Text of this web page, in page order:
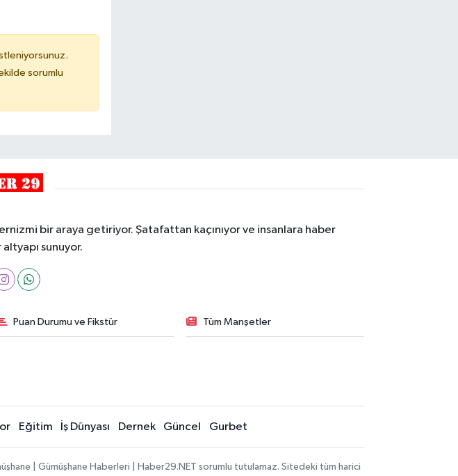
sorumlu
bir araya getiriyor. Şatafattan kaçınıyor ve insanlara haber
sunuyor.
Puan Durumu ve Fikstür Tüm Manşetler
Eğitim İş Dünyası Dernek Güncel Gurbet
| Gümüşhane Haberleri | Haber29.NET sorumlu tutulamaz. Sitedeki tüm harici